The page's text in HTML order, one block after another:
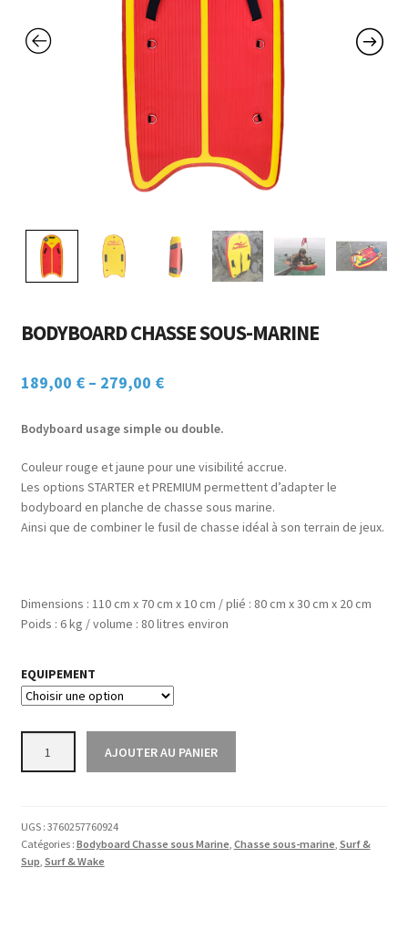
enfant
le
menu
CHASSE SOUS-MARINE
POINTS DE VENTE / LOCATION
BODYBOARD CHASSE SOUS-MARINE
189,00 €– 279,00 €
Bodyboard usage simple ou double.
Couleur rouge et jaune pour une visibilité accrue.
Les options STARTER et PREMIUM permettent d’adapter le
bodyboard en planche de chasse sous marine.
Ainsi que de combiner le fusil de chasse idéal à son terrain de jeux.
Dimensions : 110 cm x 70 cm x 10 cm / plié : 80 cm x 30 cm x 20 cm
Poids : 6 kg / volume : 80 litres environ
EQUIPEMENT
SOUS-
MARINE
AJOUTER AU PANIER
UGS : 3760257760924
Catégories : Bodyboard Chasse sous Marine, Chasse sous-marine, Surf &
Sup, Surf & Wake